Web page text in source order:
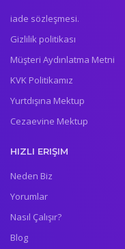
iade sözleşmesi.
Gizlilik politikası
Müşteri Aydınlatma Metni
KVK Politikamız
Yurtdışına Mektup
Cezaevine Mektup
HIZLI ERIŞIM
Neden Biz
Yorumlar
Nasıl Çalışır?
Blog